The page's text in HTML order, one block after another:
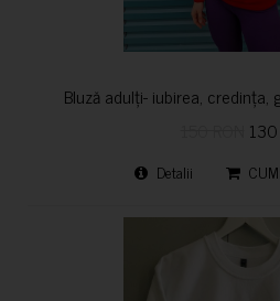
Bluză adulți- iubirea,
Detalii